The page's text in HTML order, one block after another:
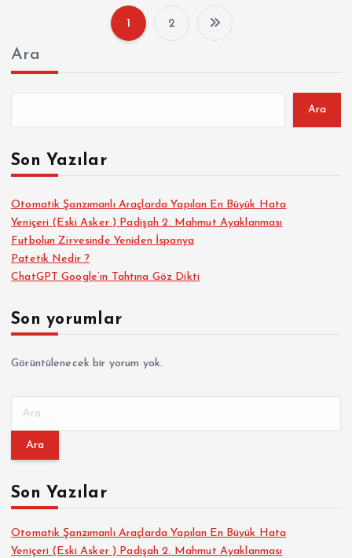
s
a
y
a
s
1 2
Ara
Ara
Son Yazılar
Otomatik Şanzımanlı Araçlarda Yapılan En Büyük Hata
Yeniçeri (Eski Asker ) Padişah 2. Mahmut Ayaklanması
Futbolun Zirvesinde Yeniden İspanya
Patetik Nedir ?
ChatGPT Google’ın Tahtına Göz Dikti
Son yorumlar
Görüntülenecek bir yorum yok.
m
:Son Yazılar
Otomatik Şanzımanlı Araçlarda Yapılan En Büyük Hata
Yeniçeri (Eski Asker ) Padişah 2. Mahmut Ayaklanması